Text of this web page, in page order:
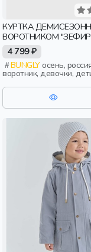
КУРТКА
ВОРОТНИКОМ
4 799 ₽
BUNGLYосень, россия, ворот,
воротник, девочки,
дошкольники